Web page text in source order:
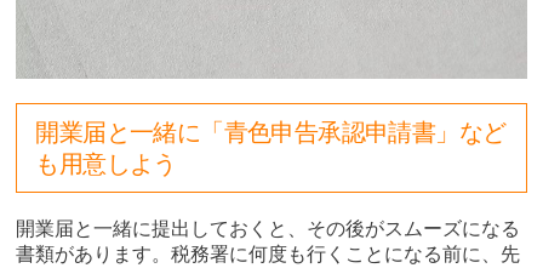
開業届と一緒に「青色申告承認申請書」など
も用意しよう
開業届と一緒に提出しておくと、その後がスムーズになる
書類があります。税務署に何度も行くことになる前に、先